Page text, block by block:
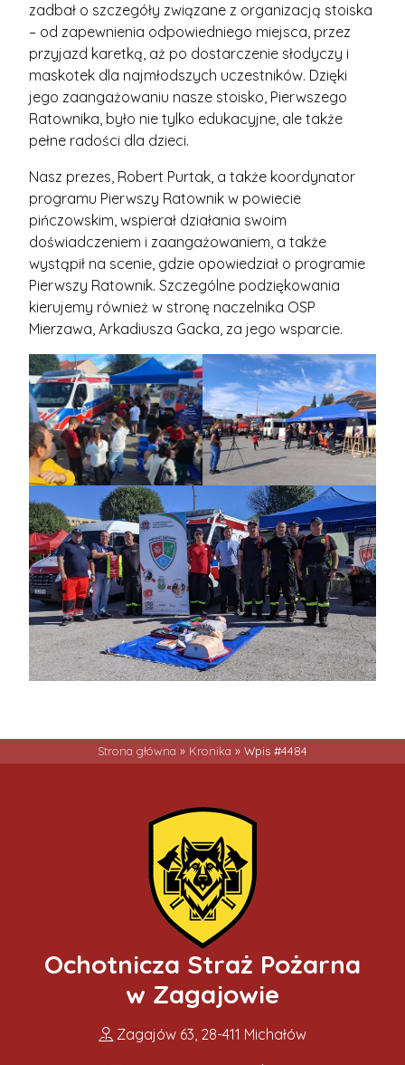
zadbał o szczegóły związane z organizacją stoiska
– od zapewnienia odpowiedniego miejsca, przez
przyjazd karetką, aż po dostarczenie słodyczy i
maskotek dla najmłodszych uczestników. Dzięki
jego zaangażowaniu nasze stoisko, Pierwszego
Ratownika, było nie tylko edukacyjne, ale także
pełne radości dla dzieci.
Nasz prezes, Robert Purtak, a także koordynator
programu Pierwszy Ratownik w powiecie
pińczowskim, wspierał działania swoim
doświadczeniem i zaangażowaniem, a także
wystąpił na scenie, gdzie opowiedział o programie
Pierwszy Ratownik. Szczególne podziękowania
kierujemy również w stronę naczelnika OSP
Mierzawa, Arkadiusza Gacka, za jego wsparcie.
Strona główna » Kronika » Wpis #4484
Ochotnicza Straż Pożarna
w Zagajowie
Zagajów 63, 28-411 Michałów